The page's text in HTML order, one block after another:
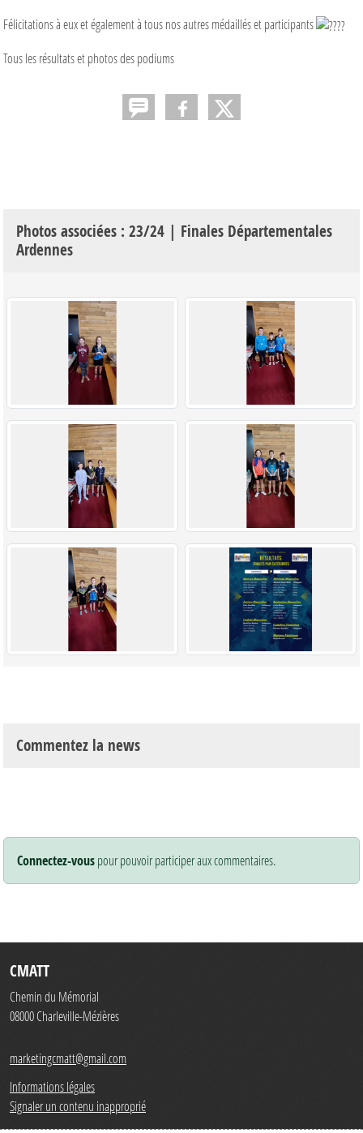
Félicitations à eux et également à tous nos autres médaillés et participants
Tous les résultats et photos des podiums
Photos associées : 23/24 | Finales Départementales
Ardennes
Commentez la news
Connectez-vouspour pouvoir participer aux commentaires.
CMATT
Chemin du Mémorial
08000Charleville-Mézières
marketingcmatt@gmail.com
Informations légales
Signaler un contenu inapproprié